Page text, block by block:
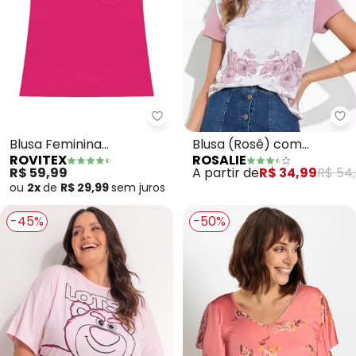
Rovitex - Blusa Feminina
Blusa Feminina
Viscotorcion com Bolso
(Rosa)
ROVITEX
R$ 59,99
ou 2xde R$ 29,99sem juros
Blusa (Rosê) com
Estampa Frontal
ROSALIE
A partir deR$ 34,99R$
-45% -50%